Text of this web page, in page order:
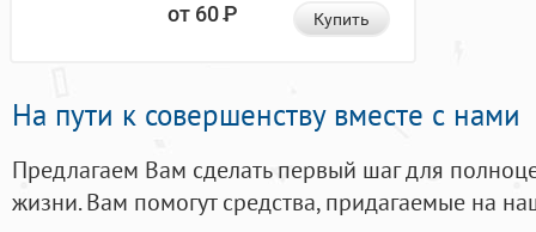
от 60Р Купить
На пути к совершенству вместе с нами
Предлагаем Вам сделать первый шаг для
жизни. Вам помогут средства, придагаемые на